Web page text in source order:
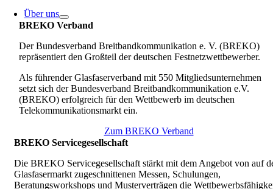
Über uns
BREKO Verband
Der Bundesverband Breitbandkommunikation e. V. (BREKO)
repräsentiert den Großteil der deutschen Festnetzwettbewerber.
Als führender Glasfaserverband mit 550 Mitgliedsunternehmen
setzt sich der Bundesverband Breitbandkommunikation e.V.
(BREKO) erfolgreich für den Wettbewerb im deutschen
Telekommunikationsmarkt ein.
Zum BREKO Verband
BREKO Servicegesellschaft
Die BREKO Servicegesellschaft stärkt mit dem Angebot von auf
Glasfasermarkt zugeschnittenen Messen, Schulungen,
Beratungsworkshops und Musterverträgen die